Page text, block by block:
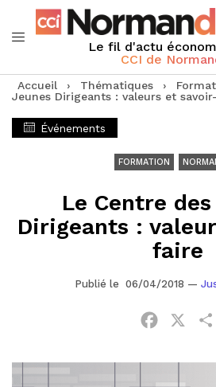
Le fil d'actu
CCI de
Accueil › Thématiques ›
Jeunes Dirigeants : valeurs et
Événements
FORMATION
Le Centre
Dirigeants :
faire
Publié le 06/04/2018 —
Facebook